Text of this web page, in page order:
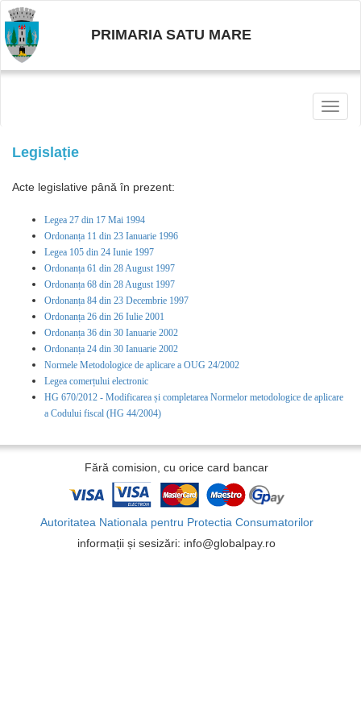
PRIMARIA SATU MARE
Legislație
Acte legislative până în prezent:
Legea 27 din 17 Mai 1994
Ordonanța 11 din 23 Ianuarie 1996
Legea 105 din 24 Iunie 1997
Ordonanța 61 din 28 August 1997
Ordonanța 68 din 28 August 1997
Ordonanța 84 din 23 Decembrie 1997
Ordonanța 26 din 26 Iulie 2001
Ordonanța 36 din 30 Ianuarie 2002
Ordonanța 24 din 30 Ianuarie 2002
Normele Metodologice de aplicare a OUG 24/2002
Legea comerțului electronic
HG 670/2012 - Modificarea și completarea Normelor metodologice de aplicare
a Codului fiscal (HG 44/2004)
Fără comision, cu orice card bancar
Autoritatea Nationala pentru Protectia Consumatorilor
informații și sesizări: info@globalpay.ro